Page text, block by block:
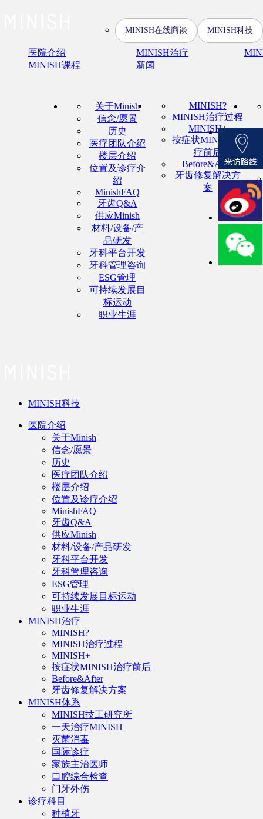
医院介绍 MINISH治疗
MINISH课程
新闻
MINISH在线商谈 MINISH科技
关于Minish
信念/愿景
历史
医疗团队介绍
楼层介绍
位置及诊疗介
绍
MinishFAQ
牙齿Q&A
供应Minish
材料/设备/产
品研发
牙科平台开发
牙科管理咨询
ESG管理
可持续发展目
标运动
职业生涯
MINISH?
MINISH治疗过程
MINISH+
按症状MINISH治
疗前后
Before&After
牙齿修复解决方
案
MINISH科技
医院介绍
关于Minish
信念/愿景
历史
医疗团队介绍
楼层介绍
位置及诊疗介绍
MinishFAQ
牙齿Q&A
供应Minish
材料/设备/产品研发
牙科平台开发
牙科管理咨询
ESG管理
可持续发展目标运动
职业生涯
MINISH治疗
MINISH?
MINISH治疗过程
MINISH+
按症状MINISH治疗前后
Before&After
牙齿修复解决方案
MINISH体系
MINISH技工研究所
一天治疗MINISH
灭菌消毒
国际诊疗
家族主治医师
口腔综合检查
门牙外伤
诊疗科目
种植牙